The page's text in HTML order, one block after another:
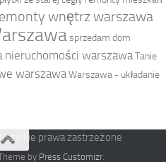
wnętrz warszawa
sprzedam dom
nieruchomości warszawaTanie
warszawaWarszawa - układanie
prawa zastrzeżone
by Press Customizr.